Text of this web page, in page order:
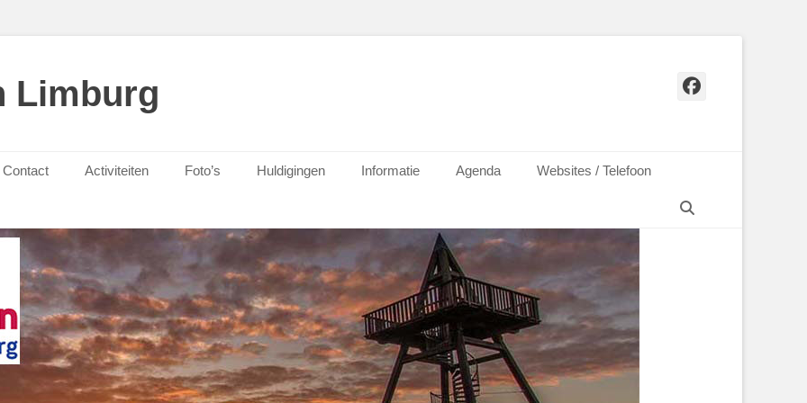
Limburg Facebook
Contact Activiteiten Foto’s Huldigingen Informatie Agenda
Websites / Telefoon